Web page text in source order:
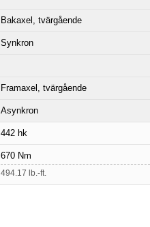
Bakaxel, tvärgående
Synkron
Framaxel, tvärgående
Asynkron
442 hk
670 Nm
494.17 lb.-ft.